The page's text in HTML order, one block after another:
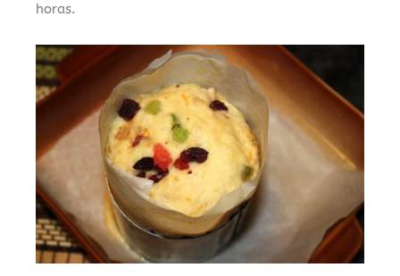
horas.